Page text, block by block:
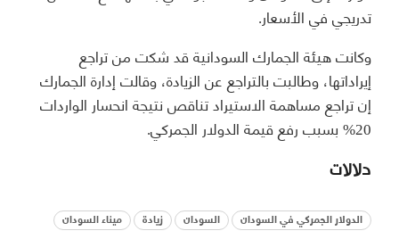
تدريجي في الأسعار.
وكانت هيئة الجمارك السودانية قد شكت من تراجع
إيراداتها، وطالبت بالتراجع عن الزيادة، وقالت إدارة الجمارك
إن تراجع مساهمة الاستيراد تناقص نتيجة انحسار الواردات
20% بسبب رفع قيمة الدولار الجمركي.
دلالات
الدولار الجمركي في السودان السودان زيادة ميناء السودان